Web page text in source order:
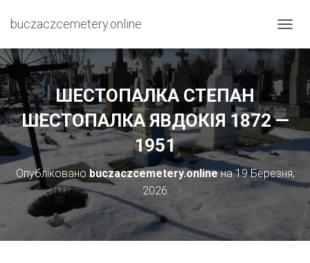
buczaczcemetery.online
Е
Р
Н
У
Т
И
Н
А
ШЕСТОПАЛКА СТЕПАН
ШЕСТОПАЛКА ЯВДОКІЯ 1872 —
1951
Опубліковано buczaczcemetery.onlineна19 Березня,
2026